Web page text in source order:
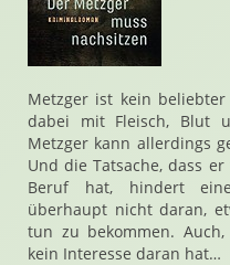
Metzger ist kein
dabei mit Fleisch, Blut
Metzger kann allerdings
Und die Tatsache, dass
Beruf hat, hindert
überhaupt nicht daran,
tun zu bekommen.
kein Interesse daran hat…